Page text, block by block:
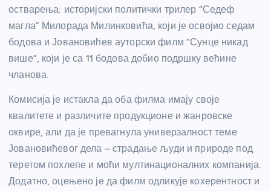
остварења: историјски политички трилер “Седеф
магла” Милорада Милинковића, који је освојио седам
бодова и Јовановићев ауторски филм “Сунце никад
више”, који је са 11 бодова добио подршку већине
чланова.
Комисија је истакла да оба филма имају своје
квалитете и различите продукционе и жанровске
оквире, али да је превагнула универзалност теме
Јовановићевог дела – страдање људи и природе под
теретом похлепе и моћи мултинационалних компанија.
Додатно, оцењено је да филм одликује кохерентност и